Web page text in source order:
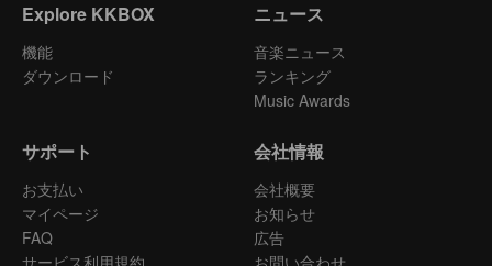
Explore KKBOX
機能
ダウンロード
ニュース
音楽ニュース
ランキング
Music Awards
サポート
お支払い
マイページ
FAQ
サービス利用規約
会社情報
会社概要
お知らせ
広告
お問い合わせ